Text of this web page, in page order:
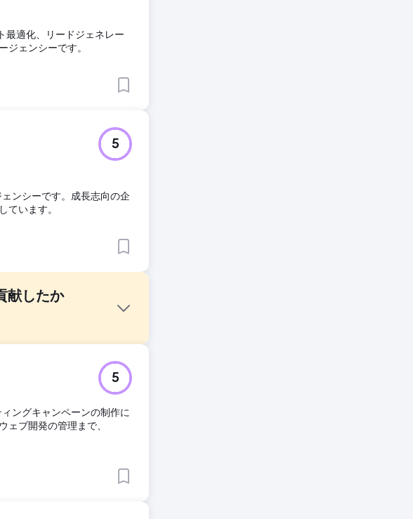
最適化、リードジェネレー
ェンシーです。
5
ンシーです。成長志向の企
ています。
献したか
見つかりませんでした。権
利益主導の企業によって覆
ンツのクリーンアップ、お
5
ングキャンペーンの制作に
ブ開発の管理まで、